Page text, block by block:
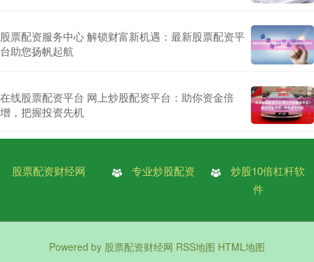
股票配资服务中心 解锁财富新机遇：最新股票配资平
台助您扬帆起航
在线股票配资平台 网上炒股配资平台：助你资金倍
增，把握投资先机
股票配资财经网 专业炒股配资
炒股10倍杠杆软
件
Powered by 股票配资财经网 RSS地图 HTML地图